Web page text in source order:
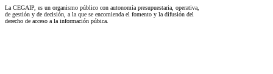
La CEGAIP, es un organismo público con autonomía presupuestaria, operativa,
de gestión y de decisión, a la que se encomienda el fomento y la difusión del
derecho de acceso a la información púbica.